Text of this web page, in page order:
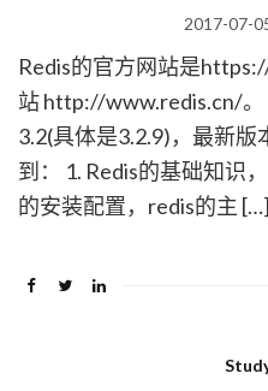
2017-07-
Redis的官方网站是
站 http://www.redis.cn/。
3.2(具体是3.2.9)，最新版
到： 1. Redis的基础知识
的安装配置，redis的主 […]